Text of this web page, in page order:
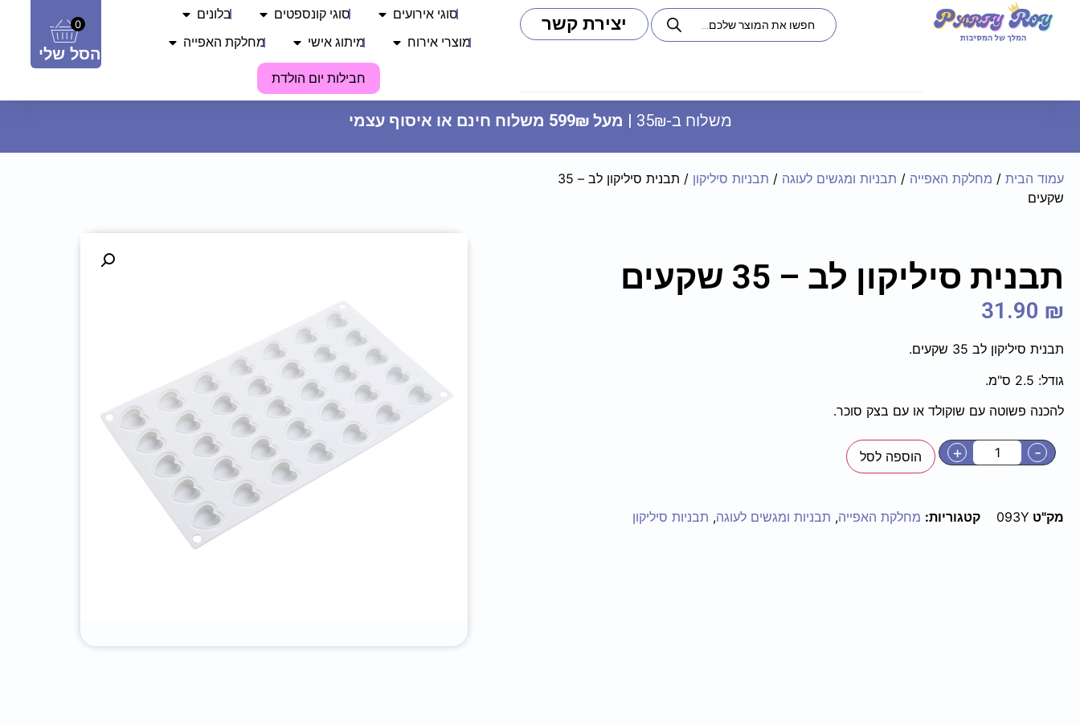
מעמד 3 קומות לעוגות וקינוחים -
0
הסל שלי
יצירת קשר סוגי אירועים סוגי קונספטים בלונים
מוצרי אירוח מיתוג אישי מחלקת האפייה
חבילות יום הולדת
משלוח ב-35₪ | מעל 599₪ משלוח חינם או איסוף עצמי
עמוד הבית / מחלקת האפייה / תבניות ומגשים לעוגה / תבניות סיליקון
/ תבנית סיליקון לב – 35
שקעים
תבנית סיליקון לב – 35 שקעים
31.90 ₪
תבנית סיליקון לב 35 שקעים.
גודל: 2.5 ס"מ.
להכנה פשוטה עם שוקולד או עם בצק סוכר.
-
+ הוספה לסל
מק"ט 093Y קטגוריות: מחלקת האפייה, תבניות ומגשים לעוגה, תבניות סיליקון